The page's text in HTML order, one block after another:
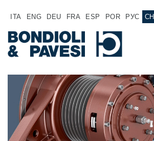
ITA ENG DEU FRA ESP POR РУС CHI
主页
产品
应用
动力传输